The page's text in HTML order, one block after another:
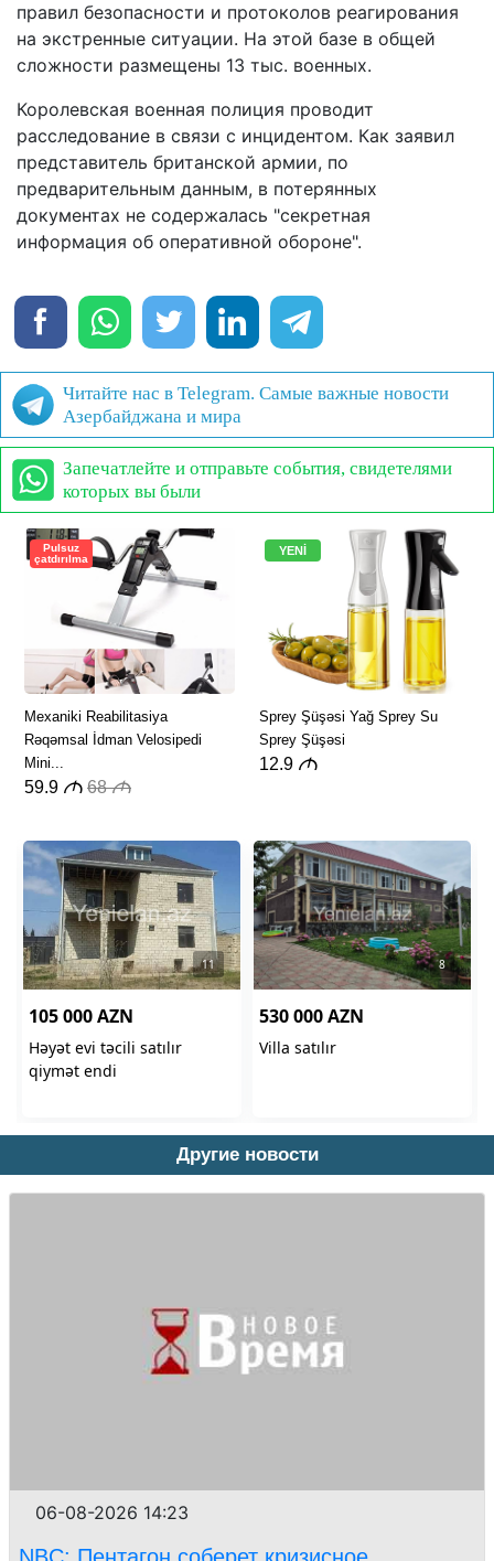
правил безопасности и протоколов реагирования
на экстренные ситуации. На этой базе в общей
сложности размещены 13 тыс. военных.
Королевская военная полиция проводит
расследование в связи с инцидентом. Как заявил
представитель британской армии, по
предварительным данным, в потерянных
документах не содержалась "секретная
информация об оперативной обороне".
Читайте нас в Telegram. Самые важные новости
Азербайджана и мира
Запечатлейте и отправьте события, свидетелями
которых вы были
Другие новости
06-08-2026 14:23